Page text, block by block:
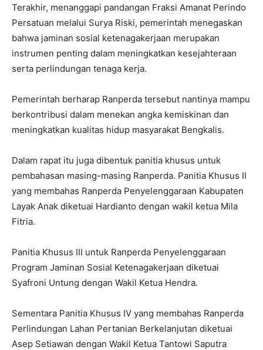
Terakhir, menanggapi pandangan Fraksi Amanat Perindo
Persatuan melalui Surya Riski, pemerintah menegaskan
bahwa jaminan sosial ketenagakerjaan merupakan
instrumen penting dalam meningkatkan kesejahteraan
serta perlindungan tenaga kerja.
Pemerintah berharap Ranperda tersebut nantinya mampu
berkontribusi dalam menekan angka kemiskinan dan
meningkatkan kualitas hidup masyarakat Bengkalis.
Dalam rapat itu juga dibentuk panitia khusus untuk
pembahasan masing-masing Ranperda. Panitia Khusus II
yang membahas Ranperda Penyelenggaraan Kabupaten
Layak Anak diketuai Hardianto dengan wakil ketua Mila
Fitria.
Panitia Khusus III untuk Ranperda Penyelenggaraan
Program Jaminan Sosial Ketenagakerjaan diketuai
Syafroni Untung dengan Wakil Ketua Hendra.
Sementara Panitia Khusus IV yang membahas Ranperda
Perlindungan Lahan Pertanian Berkelanjutan diketuai
Asep Setiawan dengan Wakil Ketua Tantowi Saputra